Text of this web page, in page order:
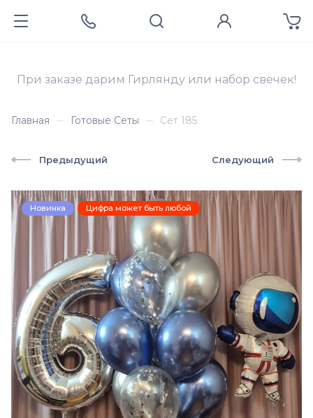
При заказе дарим Гирлянду или набор свечек!
Главная Готовые Сеты Сет 185
Предыдущий Следующий
Новинка Цифра может быть любой